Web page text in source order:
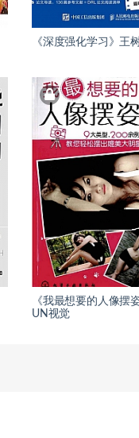
《深度强化学习》王
《我最想要的人像摆
UN视觉